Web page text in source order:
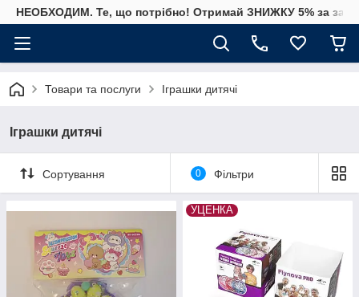
НЕОБХОДИМ. Те, що потрібно! Отримай ЗНИЖКУ 5% за
Товари та послуги Іграшки дитячі
Іграшки дитячі
Сортування 0 Фільтри
УЦЕНКА